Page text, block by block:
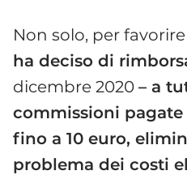
Non solo, per
ha deciso di
dicembre 2020 – a
commissioni
fino a 10 euro,
problema dei costi